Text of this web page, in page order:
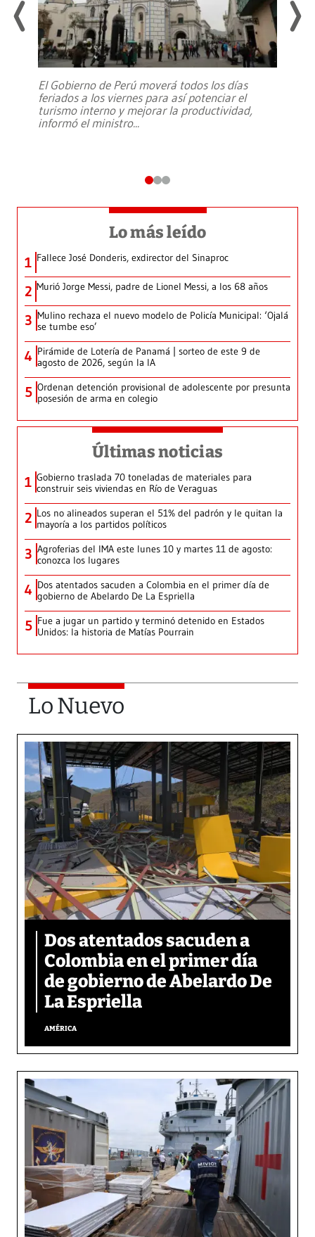
El Gobierno de Perú moverá todos los días
feriados a los viernes para así potenciar el
turismo interno y mejorar la productividad,
informó el ministro...
Lo más leído
1 Fallece José Donderis, exdirector del Sinaproc
2 Murió Jorge Messi, padre de Lionel Messi, a los 68 años
3 Mulino rechaza el nuevo modelo de Policía Municipal: ‘Ojalá
se tumbe eso’
4 Pirámide de Lotería de Panamá | sorteo de este 9 de
agosto de 2026, según la IA
5 Ordenan detención provisional de adolescente por presunta
posesión de arma en colegio
Últimas noticias
1 Gobierno traslada 70 toneladas de materiales para
construir seis viviendas en Río de Veraguas
2 Los no alineados superan el 51% del padrón y le quitan la
mayoría a los partidos políticos
3 Agroferias del IMA este lunes 10 y martes 11 de agosto:
conozca los lugares
4 Dos atentados sacuden a Colombia en el primer día de
gobierno de Abelardo De La Espriella
5 Fue a jugar un partido y terminó detenido en Estados
Unidos: la historia de Matías Pourrain
Lo Nuevo
Dos atentados sacuden a
Colombia en el primer día
de gobierno de Abelardo De
La Espriella
AMÉRICA